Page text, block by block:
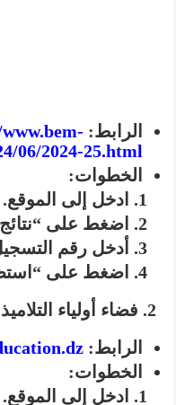
الرابط:
06/2024-25.html
الخطوات:
ادخل إلى الموقع.
اضغط على
أدخل رقم
اضغط على
2. فضاء أولياء التلاميذ:
الرابط:
الخطوات:
ادخل إلى الموقع.